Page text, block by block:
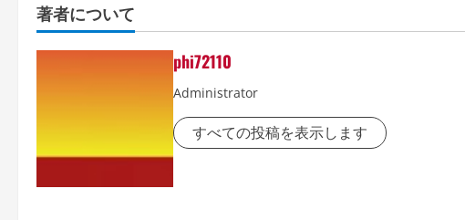
著者について
phi72110
Administrator
すべての投稿を表示します